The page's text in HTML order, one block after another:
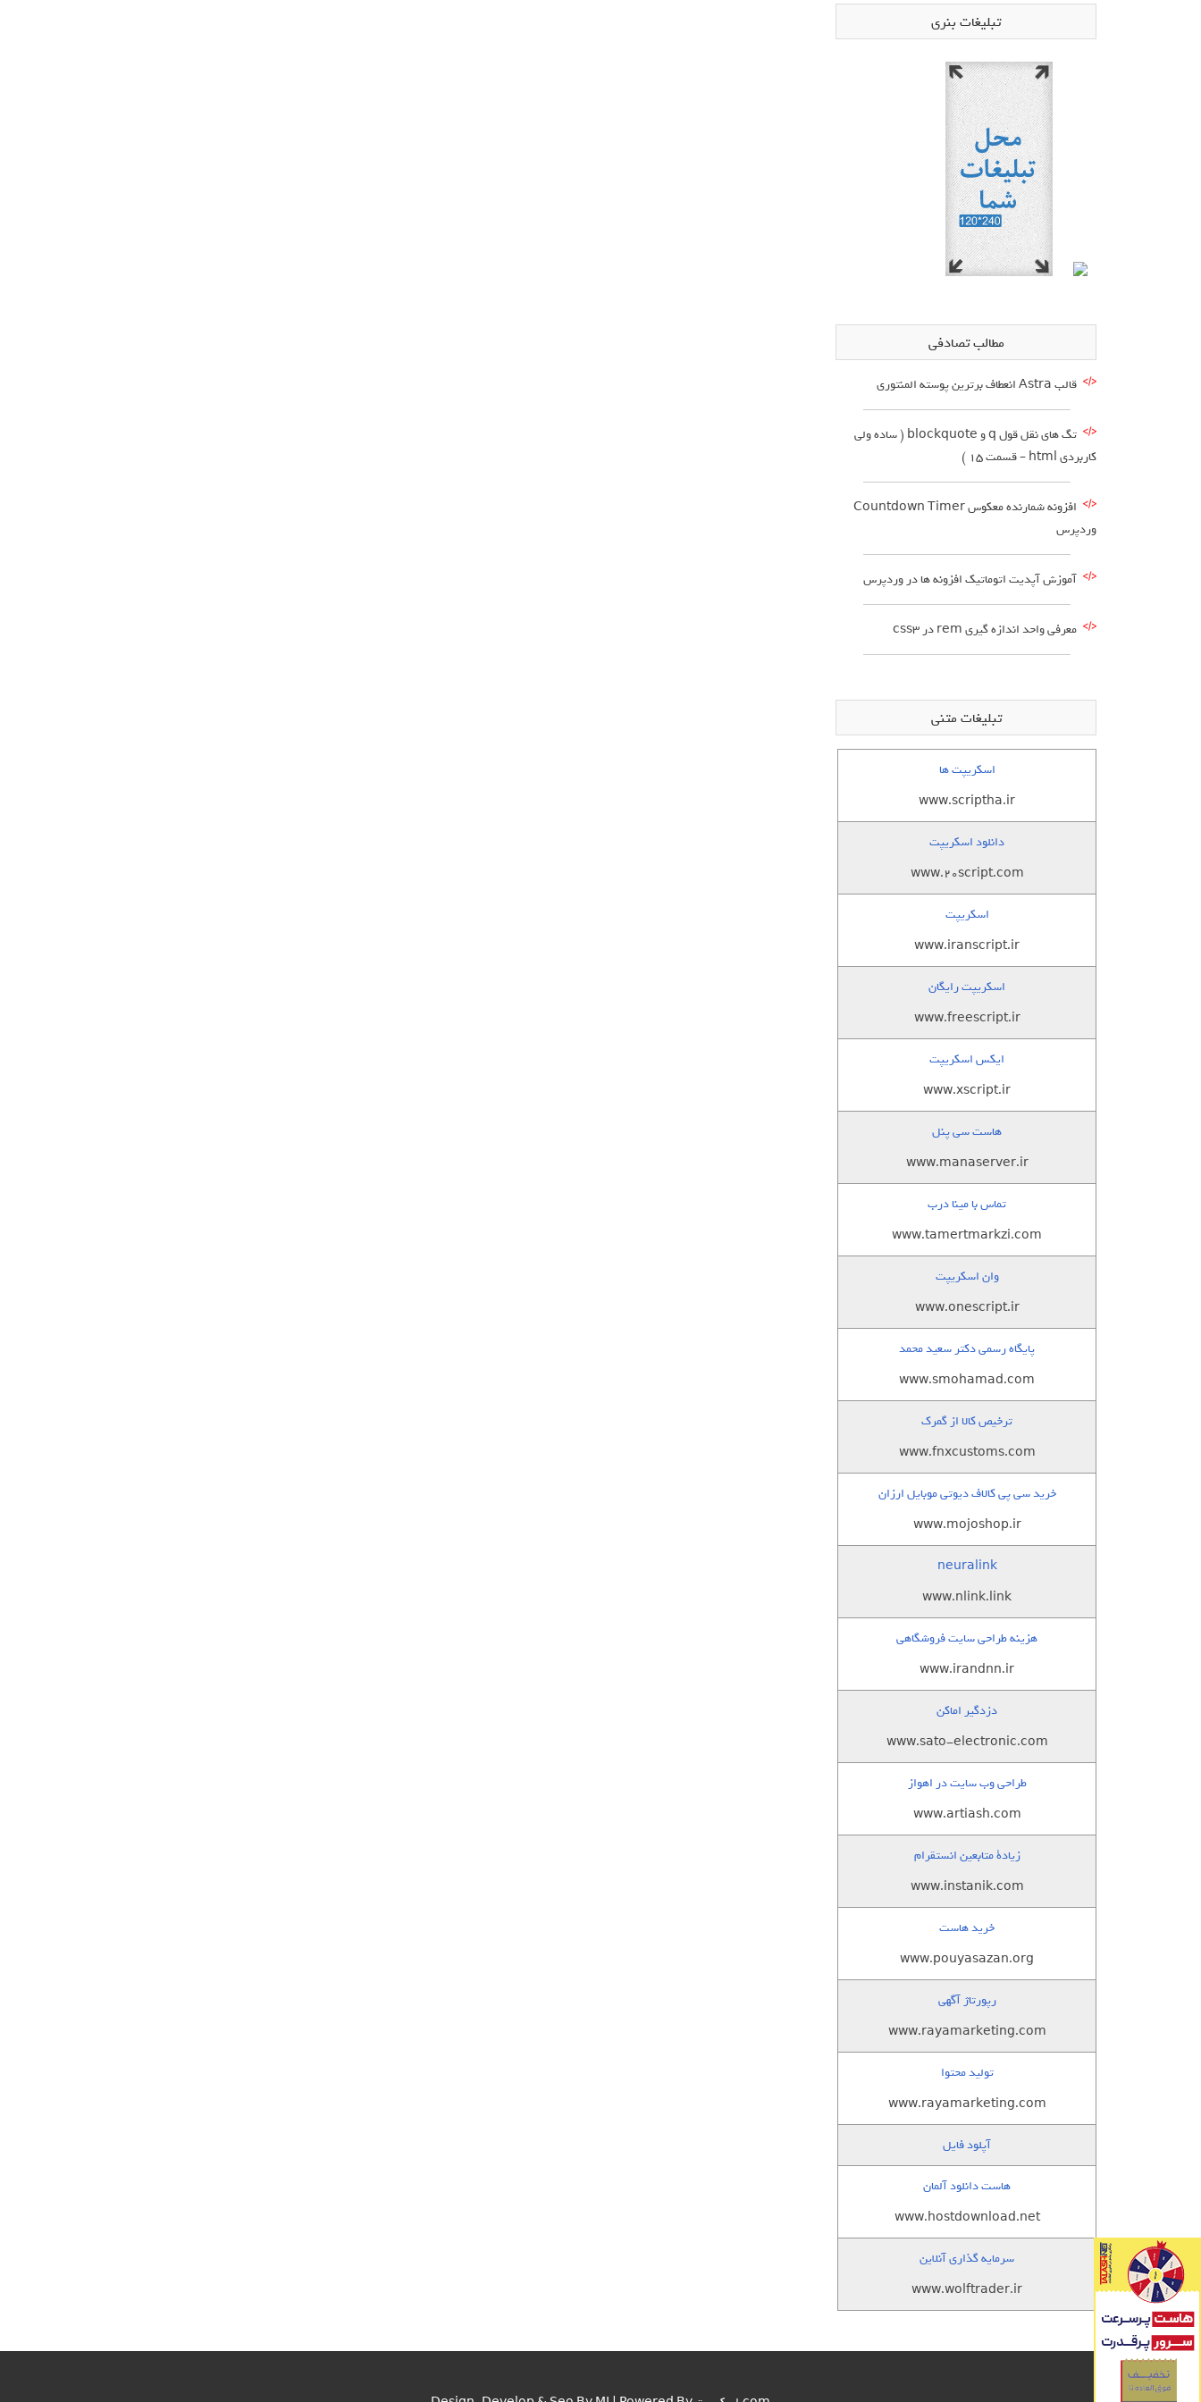
تبلیغات بنری
مطالب تصادفی
قالب Astra انعطاف برترین پوسته المنتوری
تگ های نقل قول q و blockquote ( ساده ولی
کاربردی html – قسمت 15 )
افزونه شمارنده معکوس Countdown Timer
وردپرس
آموزش آپدیت اتوماتیک افزونه ها در وردپرس
معرفی واحد اندازه گیری rem در css3
تبلیغات متنی
اسکریپت ها
www.scriptha.ir
دانلود اسکریپت
www.20script.com
اسکریپت
www.iranscript.ir
اسکریپت رایگان
www.freescript.ir
ایکس اسکریپت
www.xscript.ir
هاست سی پنل
www.manaserver.ir
تماس با مینا درب
www.tamertmarkzi.com
وان اسکریپت
www.onescript.ir
پایگاه رسمی دکتر سعید محمد
www.smohamad.com
ترخیص کالا از گمرک
www.fnxcustoms.com
خرید سی پی کالاف دیوتی موبایل ارزان
www.mojoshop.ir
neuralink
www.nlink.link
هزینه طراحی سایت فروشگاهی
www.irandnn.ir
دزدگیر اماکن
www.sato-electronic.com
طراحی وب سایت در اهواز
www.artiash.com
زيادة متابعين انستقرام
www.instanik.com
خرید هاست
www.pouyasazan.org
رپورتاژ آگهی
www.rayamarketing.com
تولید محتوا
www.rayamarketing.com
آپلود فایل
هاست دانلود آلمان
www.hostdownload.net
سرمایه گذاری آنلاین
www.wolftrader.ir